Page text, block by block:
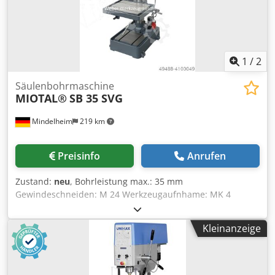
1 /2
Mindelheim 219 km
Säulenbohrmaschine
MIOTAL® SB 35 SVG
Preisinfo Anrufen
Zustand: neu, Bohrleistung max.: 35 mm
Gewindeschneiden: M 24 Werkzeugaufnhame: MK 4
Spindeldrehzahlen, stufenlos: 65 - 2000 U/min Ausladung:
265 mm Bohrtiefe: 150 mm Pinolenvorschub: 0,05 / 0,1 /
0,2 mm/U Säulendurchmesser: 115 mm Tischgröße / T-
Nutengröße: 685 x 485 mm / 14 mm Motorleistung: 1,5 kW
Maschinenabmessung (B x T x H): 950 x 580 x 2000 mm
Gewicht ca.: 385 kg Merkmale: - Varioantrieb für
Kleinanzeige